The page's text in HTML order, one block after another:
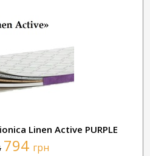
Linen Active PURPLE
794 грн